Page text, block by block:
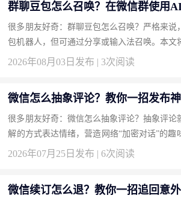
群聊豆包怎么召唤？在微信群使用
很多朋友好奇：群聊豆包怎么召唤？严格来说
包机器人，但可通过分享或输入法召唤。本文
轻松在群聊中显现豆包。 方法一：使用豆包
2026年08月03日发布 | 3次阅读
微信怎么抽象评论？教你一招发布
很多朋友好奇：微信怎么抽象评论？抽象评论
解的方式表达情绪，营造网络“加密对话”的趣
法，帮你成为评论区的气氛组大神。 方法一
2026年07月25日发布 | 6次阅读
微信续订怎么退？教你一招追回意